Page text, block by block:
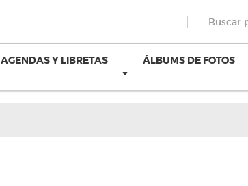
AGENDAS Y LIBRETAS ÁLBUMS DE FOTOS